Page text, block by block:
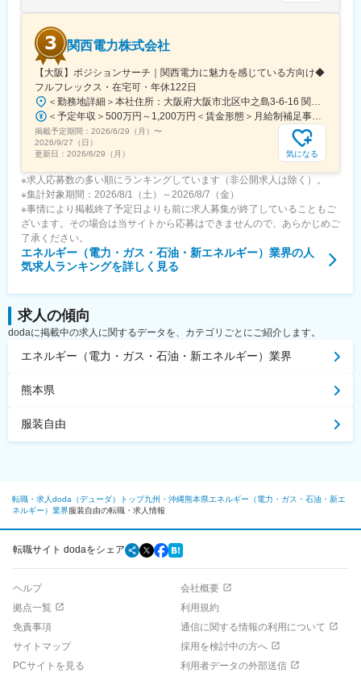
関西電力株式会社
【大阪】ポジションサーチ｜関西電力に魅力を感じている方向け◆
フルフレックス・在宅可・年休122日
＜勤務地詳細＞本社住所：大阪府大阪市北区中之島3-6-16 関電ビルディング勤務地最寄駅：地下鉄四つ橋線／肥後橋駅受動喫煙対策：その他（原則禁煙（分煙））変更の範囲：ジョブローテーションに合わせて勤務地が当社各拠点（出向等含む）に変更となる可能性あり
＜予定年収＞500万円～1,200万円＜賃金形態＞月給制補足事項なし＜賃金内訳＞月額（基本給）：250,000円～650,000円＜月給＞250,000円～650,000円＜昇給有無＞有＜残業手当＞有＜給与補足＞※上記年収（想定残業代を含む）は目安であり、詳細はスキル・経験を考慮し決定いたします。■賞与：年2回（支給月：6月・12月）■昇給：年1回（主に4月もしくは7月）賃金はあくまでも目安の金額であり、選考を通じて上下する可能性があります。月給(月額)は固定手当を含めた表記です。
掲載予定期間： 2026/6/29（月） 〜
2026/9/27（日）
更新日： 2026/6/29（月） 気になる
※求人応募数の多い順にランキングしています（非公開求人は除く）。
※集計対象期間：2026/8/1（土）～2026/8/7（金）
※事情により掲載終了予定日よりも前に求人募集が終了していることもご
ざいます。その場合は当サイトから応募はできませんので、あらかじめご
了承ください。
エネルギー（電力・ガス・石油・新エネルギー）業界の人
気求人ランキングを詳しく見る
求人の傾向
dodaに掲載中の求人に関するデータを、カテゴリごとにご紹介します。
エネルギー（電力・ガス・石油・新エネルギー）業界
熊本県
服装自由
転職・求人doda（デューダ）トップ九州・沖縄熊本県エネルギー（電力・ガス・石油・新エ
ネルギー）業界服装自由の転職・求人情報
転職サイト dodaをシェア
ヘルプ
会社概要
拠点一覧
利用規約
免責事項
通信に関する情報の利用について
サイトマップ
採用を検討中の方へ
PCサイトを見る
利用者データの外部送信